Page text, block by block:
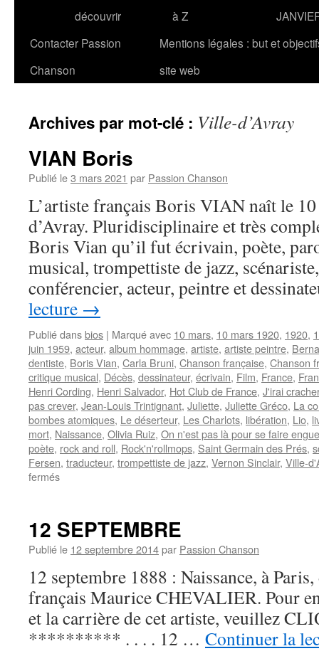
découvrir
à Z
Contacter Passion
Chanson
Mentions légales : but et
site web
Archives par mot-clé : Ville-d’Avray
VIAN Boris
Publié le3 mars 2021 par Passion Chanson
L’artiste français Boris VIAN naît le
d’Avray. Pluridisciplinaire et très
Boris Vian qu’il fut écrivain, poète,
musical, trompettiste de jazz,
conférencier, acteur, peintre et
lecture →
Publié dansbios | Marqué avec 10 mars, 10 mars 1920, 1920,
juin 1959, acteur, album hommage, artiste, artiste peintre,
dentiste, Boris Vian, Carla Bruni, Chanson française, Chanson
critique musical, Décès, dessinateur, écrivain, Film, France,
Henri Cording, Henri Salvador, Hot Club de France, J'irai
pas crever, Jean-Louis Trintignant, Juliette, Juliette Gréco, La
bombes atomiques, Le déserteur, Les Charlots, libération, Lio,
mort, Naissance, Olivia Ruiz, On n'est pas là pour se faire
poète, rock and roll, Rock'n'rollmops, Saint Germain des Prés,
Fersen, traducteur, trompettiste de jazz, Vernon Sinclair, Ville-
ferméssur
12 SEPTEMBRE
Publié le 12 septembre 2014par Passion Chanson
12 septembre 1888 : Naissance, à
français Maurice CHEVALIER. Pour
et la carrière de cet artiste, veuillez
********** . . . . 12 … Continuer la